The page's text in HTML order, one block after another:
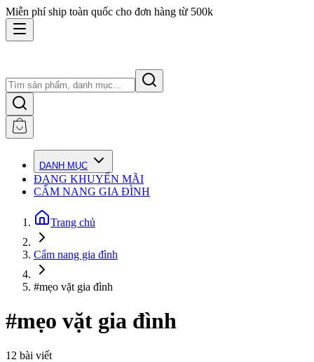
Miễn phí ship toàn quốc cho đơn hàng từ 500k
DANH MỤC
ĐANG KHUYẾN MÃI
CẨM NANG GIA ĐÌNH
Trang chủ
Cẩm nang gia đình
#mẹo vặt gia đình
#mẹo vặt gia đình
12 bài viết